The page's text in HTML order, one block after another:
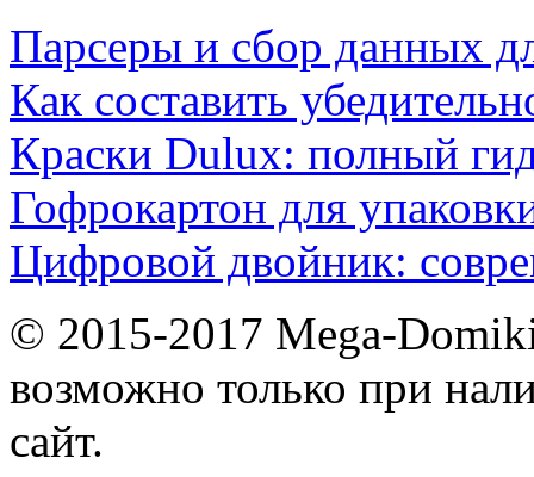
Парсеры и сбор данных
Как составить
Краски Dulux: полный
Гофрокартон для
Цифровой двойник:
© 2015-2017 Mega-
возможно только при
сайт.